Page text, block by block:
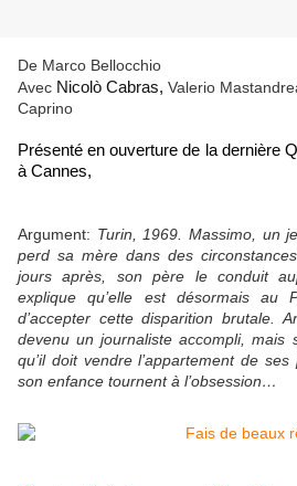
De Marco Bellocchio
Avec Nicolò Cabras, Valerio
Caprino
Présenté en ouverture de la dernière
à Cannes,
Argument: Turin, 1969. Massimo, un
perd sa mère dans des
jours après, son père le conduit
explique qu’elle est désormais au
d’accepter cette disparition brutale.
devenu un journaliste accompli, mais
qu’il doit vendre l’appartement de
son enfance tournent à l’obsession…